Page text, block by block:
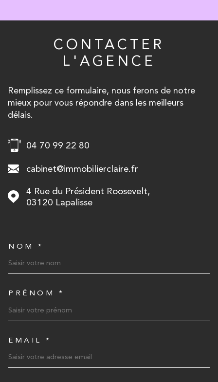
CONTACTER
L'AGENCE
Remplissez ce formulaire, nous ferons de notre
mieux pour vous répondre dans les meilleurs
délais.
04 70 99 22 80
cabinet@immobilierclaire.fr
4 Rue du Président Roosevelt,
03120
Lapalisse
NOM *
PRÉNOM *
EMAIL *